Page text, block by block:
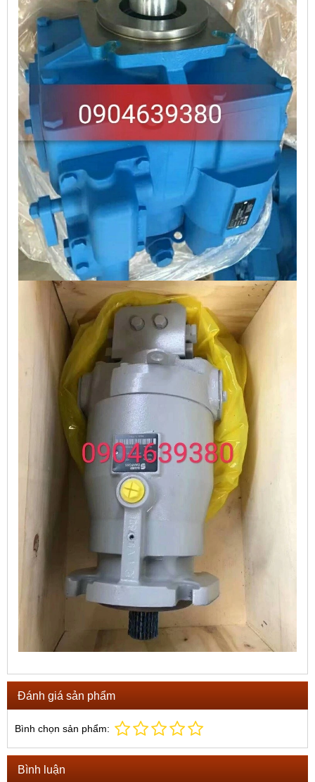
Đánh giá sản phẩm
Bình chọn sản phẩm:
Bình luận